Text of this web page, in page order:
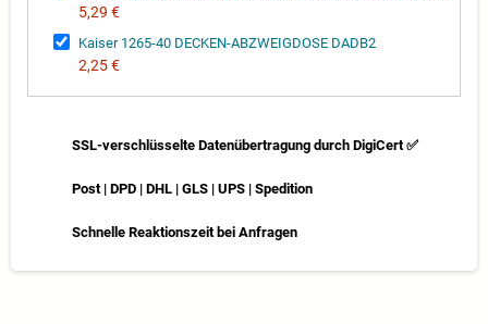
5,29 €
Kaiser 1265-40 DECKEN-ABZWEIGDOSE DADB2
2,25 €
SSL-verschlüsselte Datenübertragung durch DigiCert ✅
Post | DPD | DHL | GLS | UPS | Spedition
Schnelle Reaktionszeit bei Anfragen